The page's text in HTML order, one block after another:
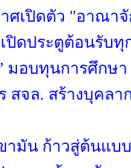
าศเปิดตัว "อาณ
ปิดประตูต้อนรับ
มอบทุนการศึกษ
สจล. สร้างบุคล
ามัน ก้าวสู่ต้นแบบ